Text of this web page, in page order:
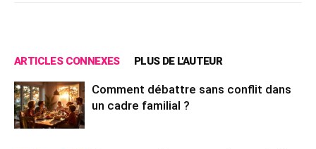
ARTICLES CONNEXES PLUS DE L'AUTEUR
Comment débattre sans conflit dans
un cadre familial ?